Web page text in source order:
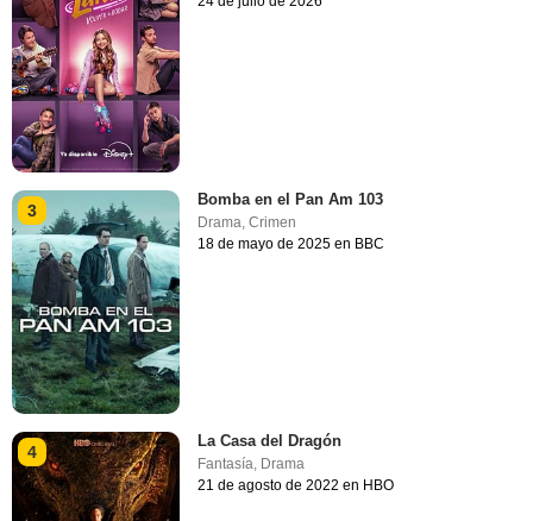
3
Bomba en el Pan Am 103
Drama ,Crimen
18 de mayo de 2025 en BBC
4
La Casa del Dragón
Fantasía, Drama
21 de agosto de 2022 en HBO